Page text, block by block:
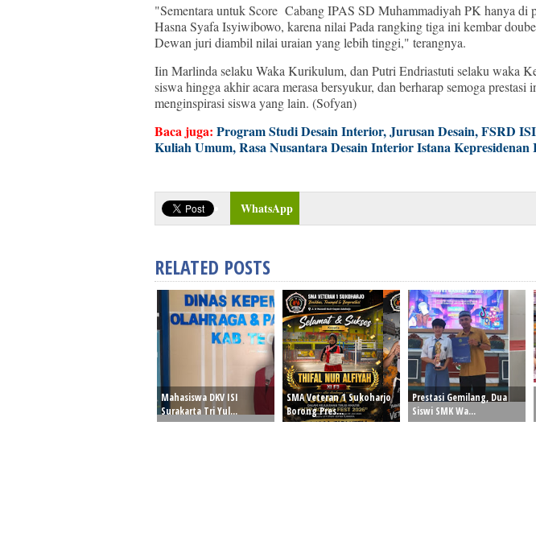
"Sementara untuk Score Cabang IPAS SD Muhammadiyah PK hanya di
Hasna Syafa Isyiwibowo, karena nilai Pada rangking tiga ini kembar
Dewan juri diambil nilai uraian yang lebih tinggi," terangnya.
Iin Marlinda selaku Waka Kurikulum, dan Putri Endriastuti selaku waka
siswa hingga akhir acara merasa bersyukur, dan berharap semoga prestasi
menginspirasi siswa yang lain. (Sofyan)
Baca juga: Program Studi Desain Interior, Jurusan Desain, FSRD
Kuliah Umum, Rasa Nusantara Desain Interior Istana Kepresidenan
WhatsApp
RELATED POSTS
Mahasiswa DKV ISI
Surakarta Tri Yul...
SMA Veteran 1 Sukoharjo
Borong Pres...
Prestasi Gemilang, Dua
Siswi SMK Wa...